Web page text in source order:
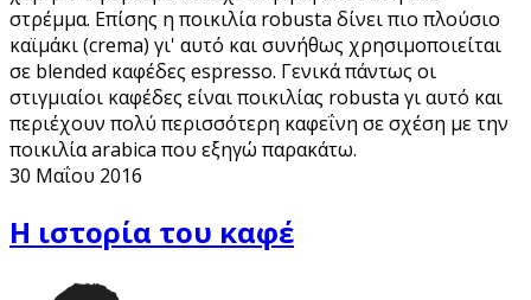
στρέμμα. Επίσης η ποικιλία robusta δίνει πιο πλούσιο
καϊμάκι (crema) γι' αυτό και συνήθως χρησιμοποιείται
σε blended καφέδες espresso. Γενικά πάντως οι
στιγμιαίοι καφέδες είναι ποικιλίας robusta γι αυτό και
περιέχουν πολύ περισσότερη καφεΐνη σε σχέση με την
ποικιλία arabica που εξηγώ παρακάτω.
30 Μαΐου 2016
Η ιστορία του καφέ